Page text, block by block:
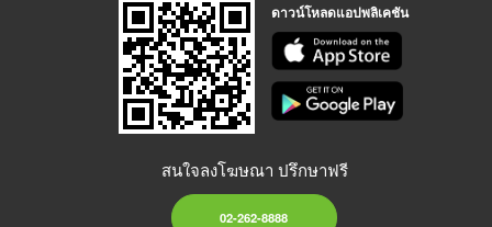
ดาวน์โหลดแอปพลิเคชัน
สนใจลงโฆษณา ปรึกษาฟรี
02-262-8888